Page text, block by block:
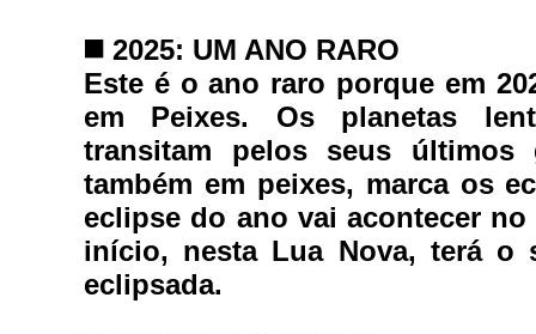
◼️ 2025: UM ANO RARO
Este é o ano raro porque em
em Peixes. Os planetas
transitam pelos seus
também em peixes, marca os
eclipse do ano vai acontecer
início, nesta Lua Nova, terá o
eclipsada.